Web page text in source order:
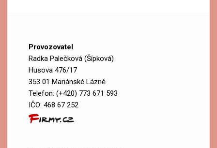
Provozovatel
Radka Palečková (Šípková)
Husova 476/17
353 01 Mariánské Lázně
Telefon: (+420) 773 671 593
IČO: 468 67 252